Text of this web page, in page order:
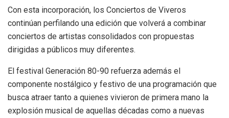
Con esta incorporación, los Conciertos de Viveros
continúan perfilando una edición que volverá a combinar
conciertos de artistas consolidados con propuestas
dirigidas a públicos muy diferentes.
El festival Generación 80-90 refuerza además el
componente nostálgico y festivo de una programación que
busca atraer tanto a quienes vivieron de primera mano la
explosión musical de aquellas décadas como a nuevas